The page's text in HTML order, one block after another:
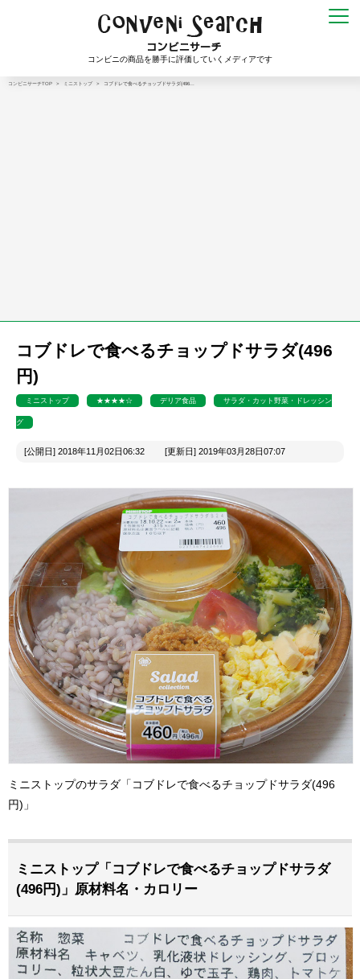
コンビニの商品を勝手に評価していくメディアです
コンビニサーチTOP > ミニストップ > コブドレで食べるチョップドサラダ(496…
コブドレで食べるチョップドサラダ(496
円)
ミニストップ ★★★★☆ デリア食品 サラダ・カット野菜・ドレッシン
グ
[公開日] 2018年11月02日06:32 [更新日] 2019年03月28日07:07
ミニストップのサラダ「コブドレで食べるチョップドサラダ(496
円)」
ミニストップ「コブドレで食べるチョップドサラダ
(496円)」原材料名・カロリー